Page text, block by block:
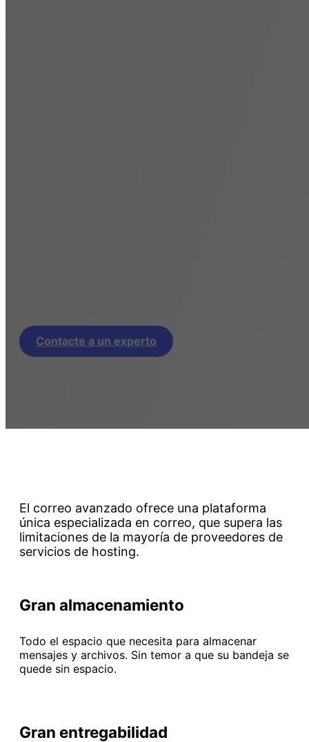
Contacte a un experto
El correo avanzado ofrece una plataforma
única especializada en correo, que supera las
limitaciones de la mayoría de proveedores de
servicios de hosting.
Gran almacenamiento
Todo el espacio que necesita para almacenar
mensajes y archivos. Sin temor a que su bandeja se
quede sin espacio.
Gran entregabilidad